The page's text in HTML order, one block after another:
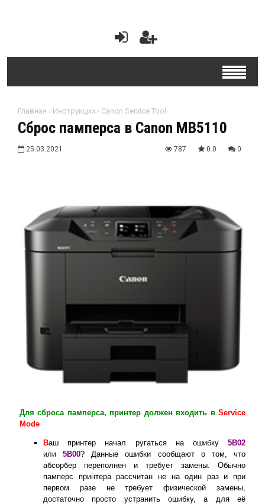
Главная › Инструкции › Canon Service Tool
Сброс памперса в Canon MB5110
25.03.2021 787 0.0 0
Для сброса памперса, принтер должен входить в Service
Mode
Ваш принтер начал ругаться на ошибку 5B02
или5B00? Данные ошибки сообщают о том, что
абсорбер переполнен и требует замены. Обычно
памперс принтера рассчитан не на один раз и при
первом разе не требует физической замены,
достаточно просто устранить ошибку, а для её